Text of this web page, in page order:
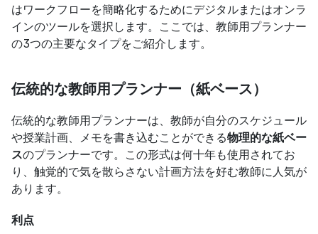
はワークフローを簡略化するためにデジタルまたはオンラ
インのツールを選択します。ここでは、教師用プランナー
の3つの主要なタイプをご紹介します。
伝統的な教師用プランナー（紙ベース）
伝統的な教師用プランナーは、教師が自分のスケジュール
や授業計画、メモを書き込むことができる物理的な紙ベー
スのプランナーです。この形式は何十年も使用されてお
り、触覚的で気を散らさない計画方法を好む教師に人気が
あります。
利点